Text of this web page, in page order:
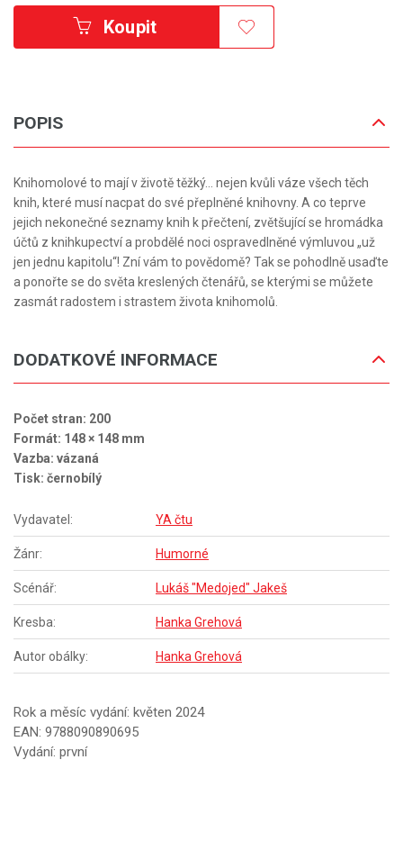
Koupit
POPIS
Knihomolové to mají v životě těžký... nejen kvůli váze všech těch
knih, které musí nacpat do své přeplněné knihovny. A co teprve
jejich nekonečné seznamy knih k přečtení, zvětšující se hromádka
účtů z knihkupectví a probdělé noci ospravedlněné výmluvou „už
jen jednu kapitolu“! Zní vám to povědomě? Tak se pohodlně usaďte
a ponořte se do světa kreslených čtenářů, se kterými se můžete
zasmát radostem i strastem života knihomolů.
DODATKOVÉ INFORMACE
Počet stran: 200
Formát: 148 × 148 mm
Vazba: vázaná
Tisk: černobílý
Vydavatel: YA čtu
Žánr: Humorné
Scénář: Lukáš "Medojed" Jakeš
Kresba: Hanka Grehová
Autor obálky: Hanka Grehová
Rok a měsíc vydání: květen 2024
EAN: 9788090890695
Vydání: první